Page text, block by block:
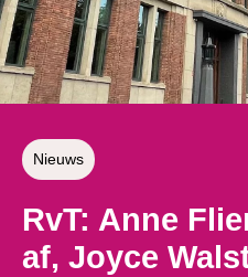
Nieuws
RvT: Anne
af, Joyce